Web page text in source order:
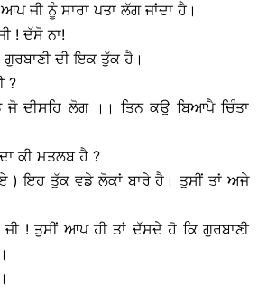
ਜੀ ਨੂੰ ਸਾਰਾ ਪਤਾ ਲੱਗ ਜਾਂਦਾ ਹੈ।
! ਦੱਸੋ ਨਾ!
ਗੁਰਬਾਣੀ ਦੀ ਇਕ ਤੁੱਕ ਹੈ।
?
ਜੋ ਦੀਸਹਿ ਲੋਗ ।। ਤਿਨ ਕਉ ਬਿਆਪੈ ਚਿੰਤਾ
ਕੀ ਮਤਲਬ ਹੈ ?
) ਇਹ ਤੁੱਕ ਵਡੇ ਲੋਕਾਂ ਬਾਰੇ ਹੈ। ਤੁਸੀਂ ਤਾਂ ਅਜੇ
ਜੀ ! ਤੁਸੀਂ ਆਪ ਹੀ ਤਾਂ ਦੱਸਦੇ ਹੋ ਕਿ ਗੁਰਬਾਣੀ